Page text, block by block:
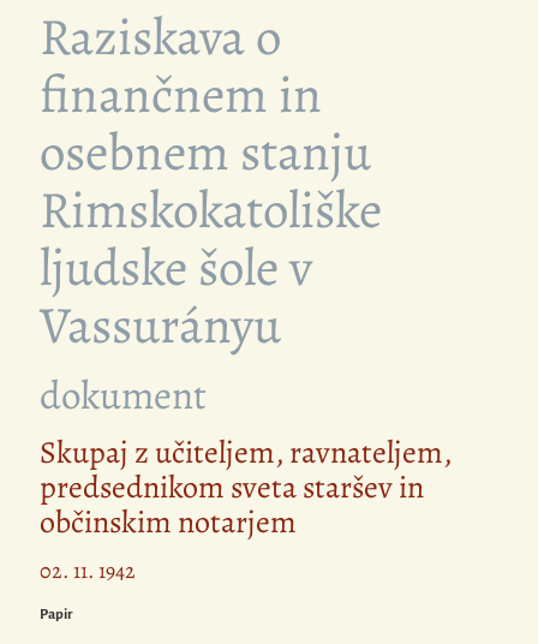
Raziskava o
finančnem in
osebnem stanju
Rimskokatoliške
ljudske šole v
Vassurányu
dokument
Skupaj z učiteljem, ravnateljem,
predsednikom sveta staršev in
občinskim notarjem
02. 11. 1942
Papir